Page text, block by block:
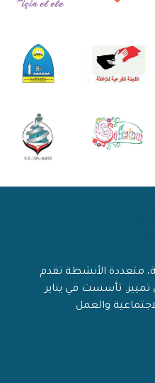
متعددة الأنشطة تقدم
تمييز. تأسست في يناير